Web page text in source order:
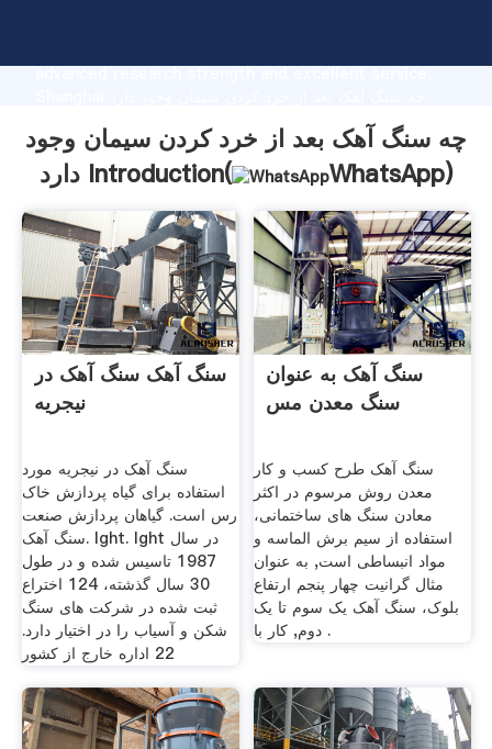
advanced research strength and excellent service,
supplier create the value and bring values to all of
customers.
چه سنگ آهک بعد از خرد کردن سیمان وجود
دارد Introduction(
WhatsApp)
سنگ آهک سنگ آهک در
نیجریه
سنگ آهک در نیجریه مورد
استفاده برای گیاه پردازش خاک
رس است. گیاهان پردازش صنعت
سنگ آهک. lght. lght در سال
1987 تاسیس شده و در طول
30 سال گذشته، 124 اختراع
ثبت شده در شركت های سنگ
شكن و آسیاب را در اختیار دارد.
22 اداره خارج از کشور
سنگ آهک به عنوان
سنگ معدن مس
سنگ آهک طرح کسب و کار
معدن روش مرسوم در اکثر
معادن سنگ های ساختمانی،
استفاده از سیم برش الماسه و
مواد انبساطی است, به عنوان
مثال گرانیت چهار پنجم ارتفاع
بلوک، سنگ آهک یک سوم تا یک
دوم, کار با .